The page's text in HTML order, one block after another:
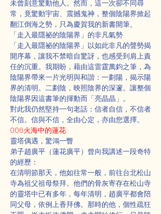
未曾刻意驚動他人。然而，這一次卻不同尋
常，竟驚動宇宙、震撼鬼神，整個陰陽界掀起
翻江倒海之勢，只為慶賀我的新書開筆。
「走入最隱祕的陰陽界」的非凡氣勢
「走入最隱祕的陰陽界」以如此非凡的聲勢揭
開序幕，讓我不禁暗自驚訝，也感受到肩上責
任的沉重。我期盼，藉由這雷霆萬鈞之筆，為
陰陽界帶來一片光明與和諧：一劃陽，揭示陽
界的清明。二劃陰，映照陰界的深邃。讓整個
陰陽界因這書筆的揮動而「亮晶晶」。
對此我仍然堅持一句老話：信者自信，不信者
不信。信與不信，全由心定，亦由您選擇。
006火海中的蓮花
靈塔偶遇，驚鴻一瞥
弟子趙廣平（蓮花廣平）曾向我講述一段奇特
的經歷：
在清明節那天，他如往常一般，前往台北松山
寺為祖父祖母祭拜。他們的骨灰寄存在松山寺
的靈塔中已有多年，每年清明，趙廣平都會陪
同父母，依例上香拜佛。那時的他，個性疏狂